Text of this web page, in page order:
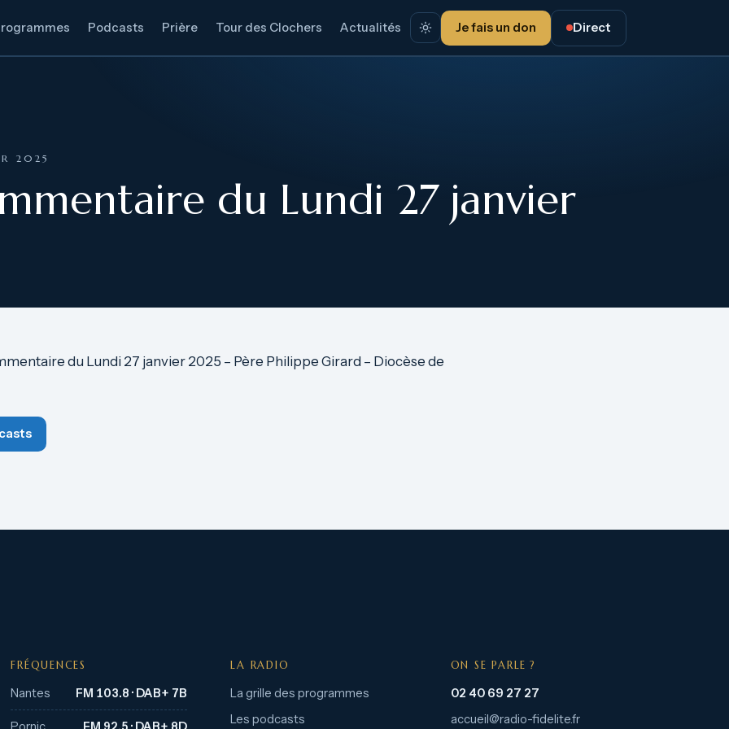
Podcasts Prière Tour des Clochers Actualités Je fais un don Direct
2025
du Lundi 27 janvier
du Lundi 27 janvier 2025 – Père Philippe Girard – Diocèse de
FRÉQUENCES
Nantes FM 103.8 · DAB+ 7B
LA RADIO
La grille des programmes
Les podcasts
ON SE PARLE ?
02 40 69 27 27
accueil@radio-fidelite.fr